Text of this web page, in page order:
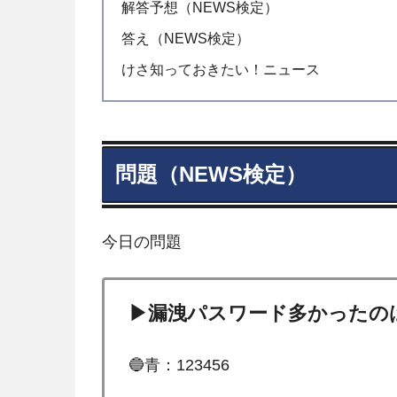
解答予想（NEWS検定）
答え（NEWS検定）
けさ知っておきたい！ニュース
問題（NEWS検定）
今日の問題
▶漏洩パスワード多かったの
🔵青：123456